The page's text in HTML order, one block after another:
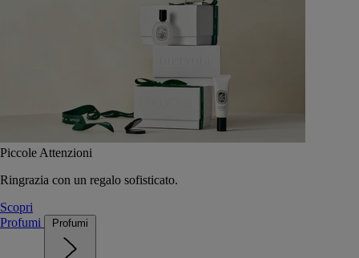
Piccole Attenzioni
Ringrazia con un regalo sofisticato.
Scopri
Profumi
Profumi